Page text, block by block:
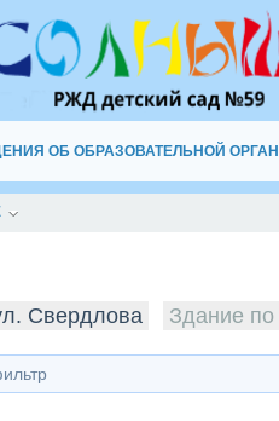
ОБ ОБРАЗОВАТЕЛЬНОЙ
Свердлова Здание по